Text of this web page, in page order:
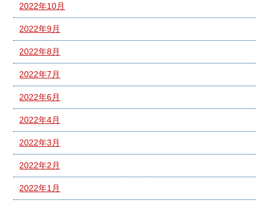
2022年10月
2022年9月
2022年8月
2022年7月
2022年6月
2022年4月
2022年3月
2022年2月
2022年1月